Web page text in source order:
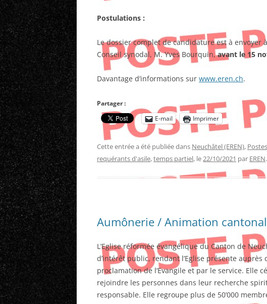
Postulations :
Le dossier complet de candidature est à envoyer
Conseil synodal, M. Yves Bourquin,avant le 15
Davantage d’informations sur www.eren.ch.
Partager :
E-mail
Imprimer
Cette entrée a été publiée dans Neuchâtel (EREN),
requérants d'asile,temps partiel, le22/10/2021 par EREN.
Aumônerie / Animation
L’Eglise réformée évangélique du Canton de
d’intérêt public, rendant l’Eglise présente
proclamation de l’Evangile et par le service. Elle
rejoindre les personnes dans leur recherche
responsable. Elle regroupe plus de 50’000